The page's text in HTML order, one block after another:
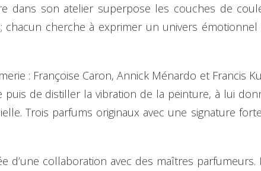
dans son atelier superpose les couches de
cherche à exprimer un univers émotionnel
: Françoise Caron, Annick Ménardo et Francis
de distiller la vibration de la peinture, à lui
Trois parfums originaux avec une signature
collaboration avec des maîtres parfumeurs.